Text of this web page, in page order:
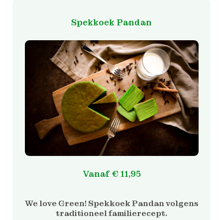
meerdere
Deze
optie
kan
gekozen
worden
op
de
productpagina
Spekkoek Pandan
Vanaf€ 11,95
We love Green! Spekkoek Pandan volgens
traditioneel familierecept.